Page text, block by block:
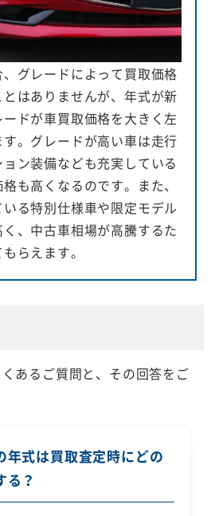
グレードによって買取価格
はありませんが、年式が新
ドが車買取価格を大きく左
。グレードが高い車は走行
ン装備なども充実している
も高くなるのです。また、
る特別仕様車や限定モデル
、中古車相場が高騰するた
らえます。
あるご質問と、その回答をご
年式は買取査定時にどの
る？